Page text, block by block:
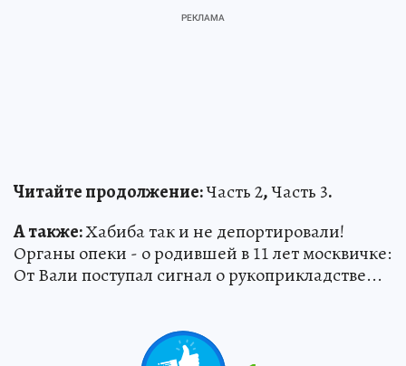
Читайте продолжение:Часть 2,Часть 3.
А также:Хабиба так и не депортировали!
Органы опеки - о родившей в 11 лет москвичке:
От Вали поступал сигнал о рукоприкладстве...